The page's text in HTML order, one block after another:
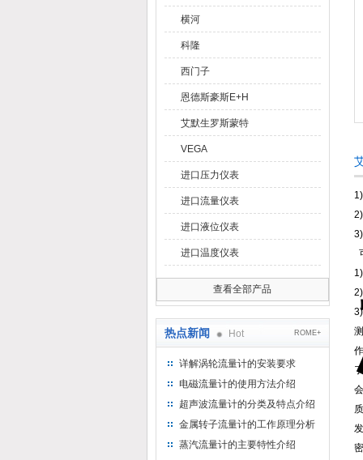
横河
科隆
西门子
恩德斯豪斯E+H
艾默生罗斯蒙特
VEGA
进口压力仪表
进口流量仪表
进口液位仪表
进口温度仪表
查看全部产品
热点新闻 Hot ROME+
详解涡轮流量计的安装要求
电磁流量计的使用方法介绍
超声波流量计的分类及特点介绍
金属转子流量计的工作原理分析
蒸汽流量计的主要特性介绍